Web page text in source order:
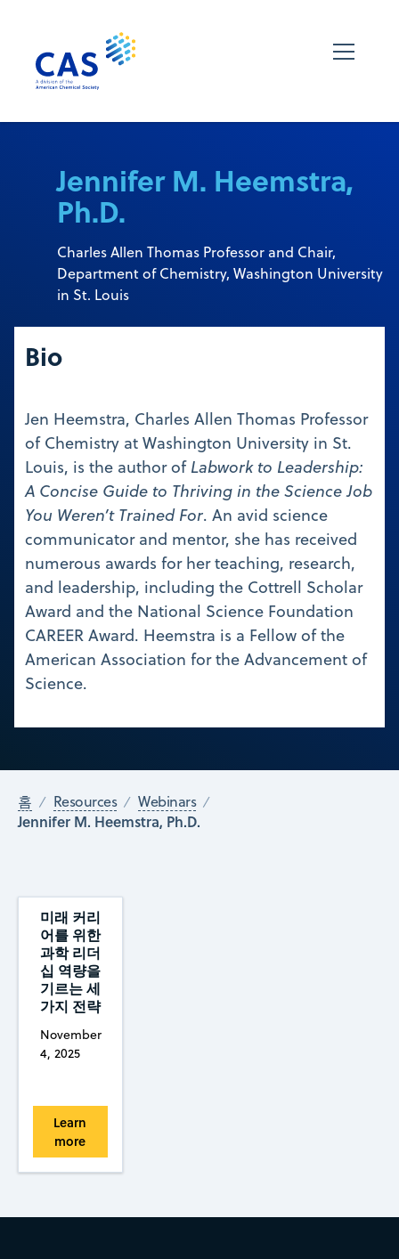
Jennifer M. Heemstra,
Ph.D.
Charles Allen Thomas Professor and Chair,
Department of Chemistry, Washington University
in St. Louis
Bio
Jen Heemstra, Charles Allen Thomas Professor
of Chemistry at Washington University in St.
Louis, is the author of Labwork to Leadership:
A Concise Guide to Thriving in the Science Job
You Weren’t Trained For. An avid science
communicator and mentor, she has received
numerous awards for her teaching, research,
and leadership, including the Cottrell Scholar
Award and the National Science Foundation
CAREER Award. Heemstra is a Fellow of the
American Association for the Advancement of
Science.
홈 Resources Webinars
Jennifer M. Heemstra, Ph.D.
미래 커리
어를 위한
과학 리더
십 역량을
기르는 세
가지 전략
November
4, 2025
Learn
more